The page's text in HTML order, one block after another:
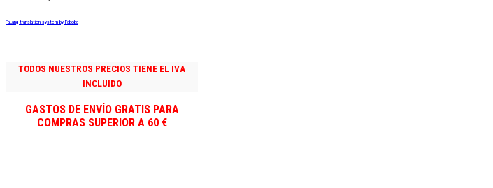
FaLang translation system by Faboba
TODOS NUESTROS PRECIOS TIENE EL IVA
INCLUIDO
GASTOS DE ENVÍO GRATIS PARA
COMPRAS SUPERIOR A 60 €